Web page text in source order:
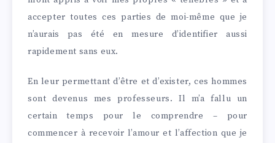
accepter toutes ces parties de moi-même que je
n’aurais pas été en mesure d’identifier aussi
rapidement sans eux.
En leur permettant d’être et d’exister, ces hommes
sont devenus mes professeurs. Il m’a fallu un
certain temps pour le comprendre – pour
commencer à recevoir l’amour et l’affection que je